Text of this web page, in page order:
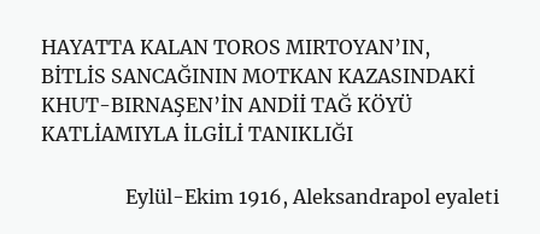
HAYATTA KALAN TOROS MIRTOYAN’IN,
BİTLİS SANCAĞININ MOTKAN KAZASINDAKİ
KHUT-BIRNAŞEN’İN ANDİİ TAĞ KÖYÜ
KATLİA­MIYLA İLGİLİ TANIKLIĞI
Eylül-Ekim 1916, Aleksandrapol eyaleti